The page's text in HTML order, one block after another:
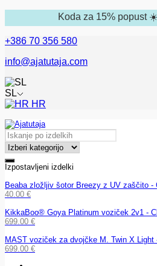
Koda za 15% popust
+386 70 356 580
info@ajatutaja.com
SL
HR
Izpostavljeni izdelki
Beaba zložljiv šotor Breezy z UV zaščito -
40.00 €
KikkaBoo® Goya Platinum voziček 2v1 -
699.00 €
MAST voziček za dvojčke M. Twin X Light
699.00 €